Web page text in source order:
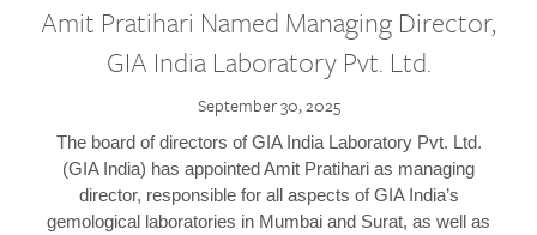
Amit Pratihari Named Managing Director,
GIA India Laboratory Pvt. Ltd.
September 30, 2025
The board of directors of GIA India Laboratory Pvt. Ltd.
(GIA India) has appointed Amit Pratihari as managing
director, responsible for all aspects of GIA India’s
gemological laboratories in Mumbai and Surat, as well as